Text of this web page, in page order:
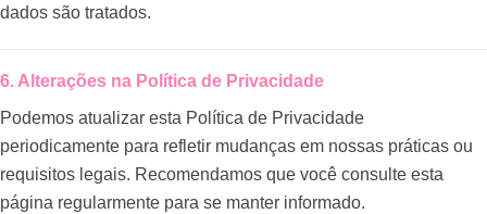
dados são tratados.
6. Alterações na Política de Privacidade
Podemos atualizar esta Política de Privacidade
periodicamente para refletir mudanças em nossas práticas ou
requisitos legais. Recomendamos que você consulte esta
página regularmente para se manter informado.